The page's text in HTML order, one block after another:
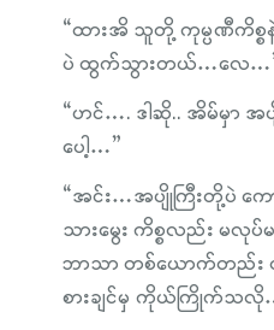
“ထားအိ သူတို့ ကုမ္ပဏီကိစ္စ
ပဲ ထွက်သွားတယ်…လေ
“ဟင်…. ဒါဆို.. အိမ်မှာ
ပေါ့…”
“အင်း…အပျိုကြီးတို့ပဲ က
သားမွေး ကိစ္စလည်း မလု
ဘာသာ တစ်ယောက်တည်
စားချင်မှ ကိုယ်ကြိုက်သလို